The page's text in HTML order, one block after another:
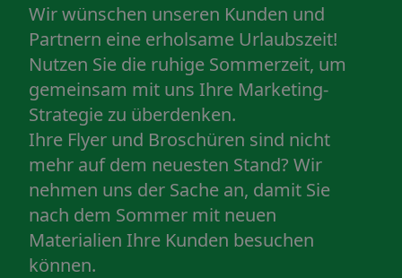
Wir wünschen unseren Kunden und
Partnern eine erholsame Urlaubszeit!
Nutzen Sie die ruhige Sommerzeit, um
gemeinsam mit uns Ihre Marketing-
Strategie zu überdenken.
Ihre Flyer und Broschüren sind nicht
mehr auf dem neuesten Stand? Wir
nehmen uns der Sache an, damit Sie
nach dem Sommer mit neuen
Materialien Ihre Kunden besuchen
können.